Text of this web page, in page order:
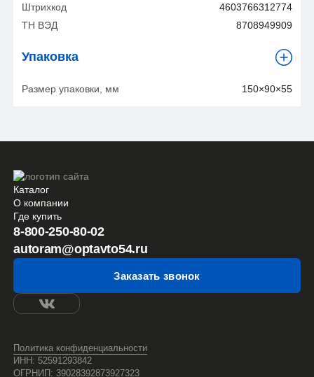
Штрихкод
4603766312774
ТН ВЭД
8708949909
Упаковка
Размер упаковки, мм 150×90×55
Каталог
О компании
Где купить
8-800-250-80-02
autoram@optavto54.ru
Заказать звонок
ИНН: 52591293842
ОГРНИП: 39028392873927323
Политика конфиденциальности